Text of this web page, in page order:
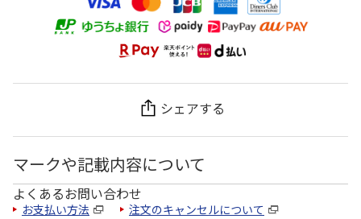
シェアする
マークや記載内容について
よくあるお問い合わせ
お支払い方法 注文のキャンセルについて